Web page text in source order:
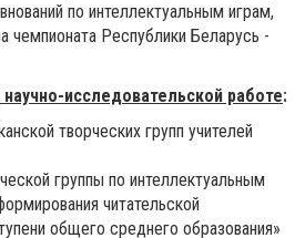
по интеллектуальным играм,
чемпионата Республики Беларусь -
исследовательской работе:
творческих групп учителей
группы по интеллектуальным
читательской
общего среднего образования»